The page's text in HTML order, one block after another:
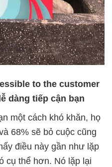
to the customer
dàng tiếp cận bạn
một cách khó khăn, họ
68% sẽ bỏ cuộc cũng
điều này gần như lặp
cụ thể hơn. Nó lặp lại